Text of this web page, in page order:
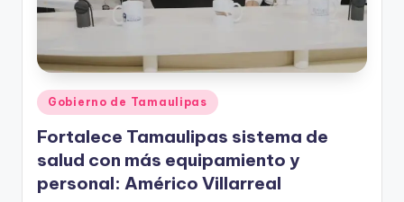
Publicado
en
Gobierno de Tamaulipas
Fortalece Tamaulipas sistema de
salud con más equipamiento y
personal: Américo Villarreal